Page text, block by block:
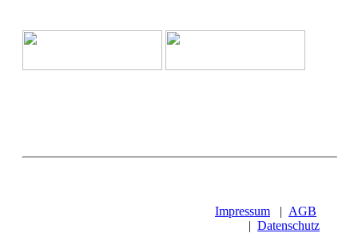
Impressum | AGB
| Datenschutz